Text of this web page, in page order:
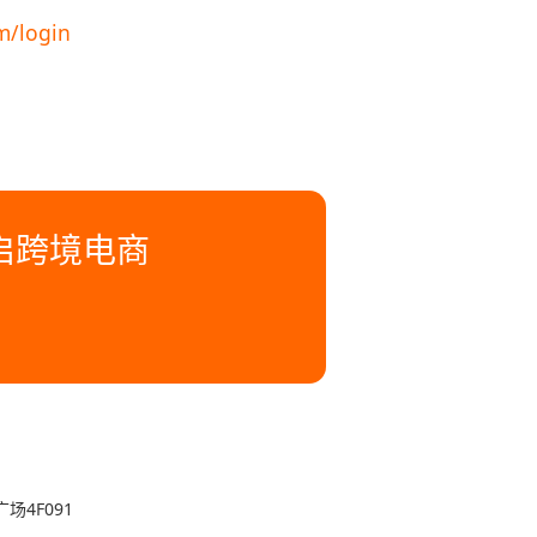
login
跨境电商
4F091